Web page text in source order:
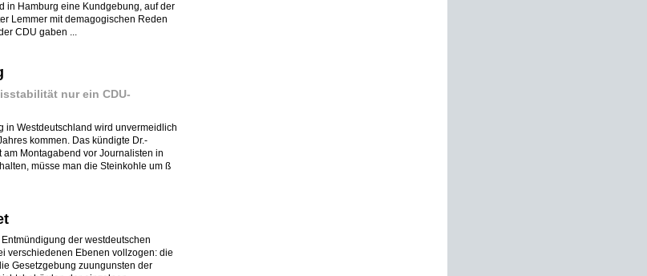
in Hamburg eine Kundgebung, auf der
Lemmer mit demagogischen Reden
CDU gaben ...
nur ein CDU-
in Westdeutschland wird unvermeidlich
kommen. Das kündigte Dr.-
Montagabend vor Journalisten in
müsse man die Steinkohle um ß
der westdeutschen
verschiedenen Ebenen vollzogen: die
Gesetzgebung zuungunsten der